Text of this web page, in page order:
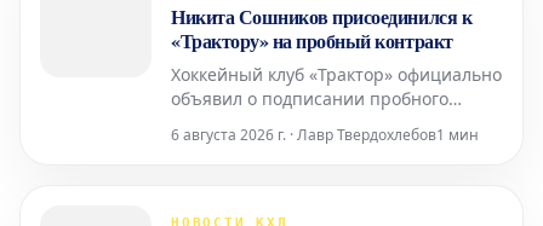
Никита Сошников присоединился к
«Трактору» на пробный контракт
Хоккейный клуб «Трактор» официально
объявил о подписании пробного
контракта с нападающим Никитой
Сошниковым. Данная информация
(КХЛ).
6 августа 2026 г. · Лавр Твердохлебов1 мин
НОВОСТИ КХЛ